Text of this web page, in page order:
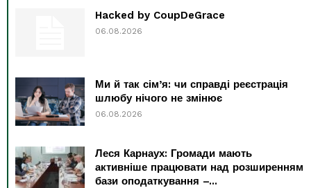
Hacked by CoupDeGrace
06.08.2026
Ми й так сім’я: чи справді реєстрація
шлюбу нічого не змінює
06.08.2026
Леся Карнаух: Громади мають
активніше працювати над розширенням
бази оподаткування –...